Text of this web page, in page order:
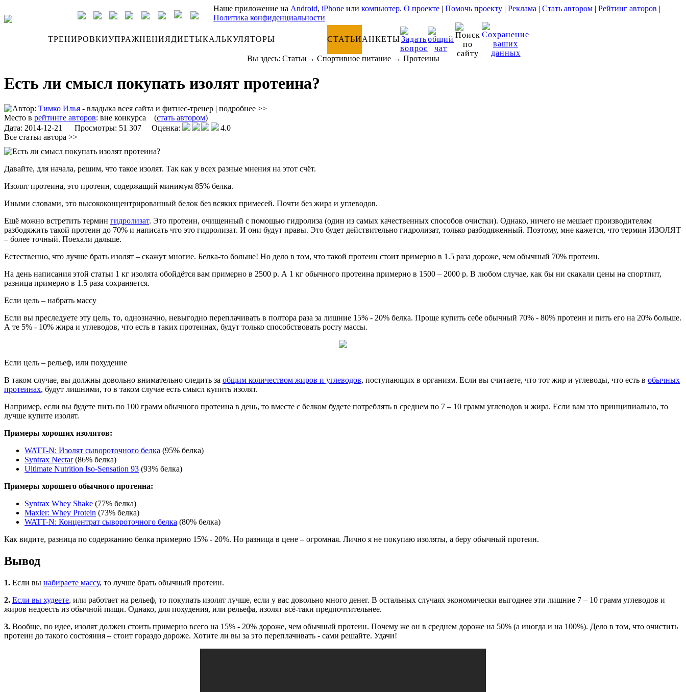
Наше приложение на Android, iPhone или компьютер. О проекте | Помочь проекту | Реклама | Стать автором | Рейтинг авторов |
Политика конфиденциальности
ТРЕНИРОВКИУПРАЖНЕНИЯДИЕТЫКАЛЬКУЛЯТОРЫ СТАТЬИАНКЕТЫ
Вы здесь: Статьи → Спортивное питание→ Протеины
Есть ли смысл покупать изолят протеина?
Автор: Тимко Илья - владыка всея сайта и фитнес-тренер | подробнее >>
Место в рейтинге авторов: вне конкурса (стать автором)
Дата: 2014-12-21 Просмотры: 51 307 Оценка:
4.0
Все статьи автора >>
Давайте, для начала, решим, что такое изолят. Так как у всех разные мнения на этот счёт.
Изолят протеина, это протеин, содержащий минимум 85% белка.
Иными словами, это высококонцентрированный белок без всяких примесей. Почти без жира и углеводов.
Ещё можно встретить термин гидролизат. Это протеин, очищенный с помощью гидролиза (один из самых качественных способов очистки). Однако, ничего не мешает производителям
разбодяжить такой протеин до 70% и написать что это гидролизат. И они будут правы. Это будет действительно гидролизат, только разбодяженный. Поэтому, мне кажется, что термин ИЗОЛЯТ
– более точный. Поехали дальше.
Естественно, что лучше брать изолят – скажут многие. Белка-то больше! Но дело в том, что такой протеин стоит примерно в 1.5 раза дороже, чем обычный 70% протеин.
На день написания этой статьи 1 кг изолята обойдётся вам примерно в 2500 р. А 1 кг обычного протеина примерно в 1500 – 2000 р. В любом случае, как бы ни скакали цены на спортпит,
разница примерно в 1.5 раза сохраняется.
Если цель – набрать массу
Если вы преследуете эту цель, то, однозначно, невыгодно переплачивать в полтора раза за лишние 15% - 20% белка. Проще купить себе обычный 70% - 80% протеин и пить его на 20% больше.
А те 5% - 10% жира и углеводов, что есть в таких протеинах, будут только способствовать росту массы.
Если цель – рельеф, или похудение
В таком случае, вы должны довольно внимательно следить за общим количеством жиров и углеводов, поступающих в организм. Если вы считаете, что тот жир и углеводы, что есть в обычных
протеинах, будут лишними, то в таком случае есть смысл купить изолят.
Например, если вы будете пить по 100 грамм обычного протеина в день, то вместе с белком будете потреблять в среднем по 7 – 10 грамм углеводов и жира. Если вам это принципиально, то
лучше купите изолят.
Примеры хороших изолятов:
WATT-N: Изолят сывороточного белка (95% белка)
Syntrax Nectar(86% белка)
Ultimate Nutrition Iso-Sensation 93 (93% белка)
Примеры хорошего обычного протеина:
Syntrax Whey Shake (77% белка)
Maxler: Whey Protein (73% белка)
WATT-N: Концентрат сывороточного белка (80% белка)
Как видите, разница по содержанию белка примерно 15% - 20%. Но разница в цене – огромная. Лично я не покупаю изоляты, а беру обычный протеин.
Вывод
1. Если вы набираете массу, то лучше брать обычный протеин.
2. Если вы худеете, или работает на рельеф, то покупать изолят лучше, если у вас довольно много денег. В остальных случаях экономически выгоднее эти лишние 7 – 10 грамм углеводов и
жиров недоесть из обычной пищи. Однако, для похудения, или рельефа, изолят всё-таки предпочтительнее.
3. Вообще, по идее, изолят должен стоить примерно всего на 15% - 20% дороже, чем обычный протеин. Почему же он в среднем дороже на 50% (а иногда и на 100%). Дело в том, что очистить
протеин до такого состояния – стоит гораздо дороже. Хотите ли вы за это переплачивать - сами решайте. Удачи!